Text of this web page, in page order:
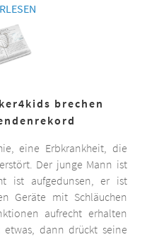
brechen
eine Erbkrankheit, die
Der junge Mann ist
ist aufgedunsen, er ist
Geräte mit Schläuchen
aufrecht erhalten
dann drückt seine